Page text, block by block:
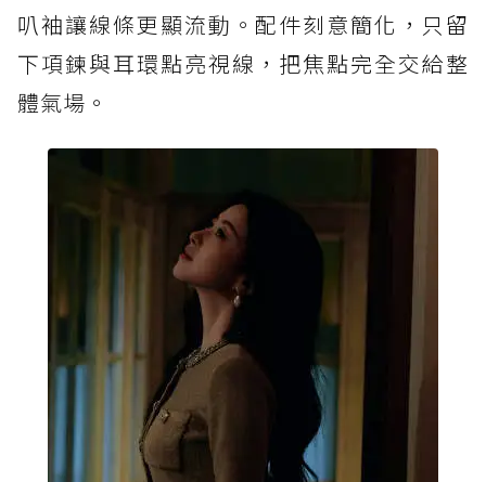
叭袖讓線條更顯流動。配件刻意簡化，只留
下項鍊與耳環點亮視線，把焦點完全交給整
體氣場。